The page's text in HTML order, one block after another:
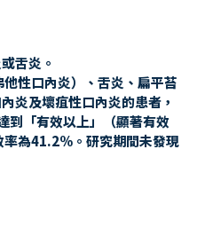
記
好友
舌炎。
性口內炎）、舌炎、扁平苔
炎及壞疽性口內炎的患者，
到「有效以上」（顯著有效
為41.2%。研究期間未發現